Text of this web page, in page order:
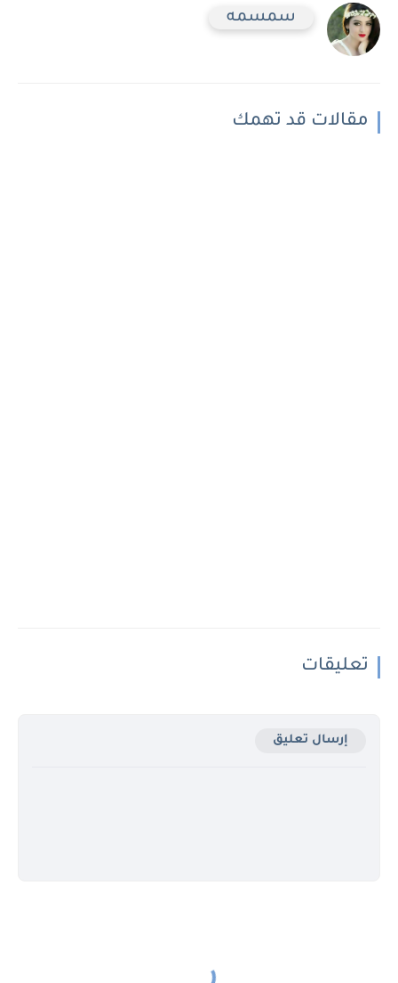
سمسمه
مقالات قد تهمك
تعليقات
إرسال تعليق